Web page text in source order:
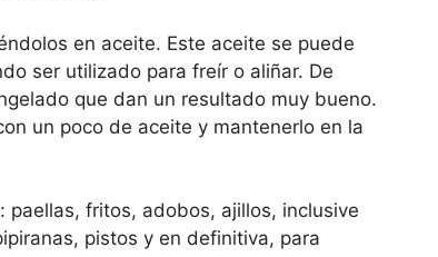
en aceite. Este aceite se puede
ser utilizado para freír o aliñar. De
que dan un resultado muy bueno.
un poco de aceite y mantenerlo en la
fritos, adobos, ajillos, inclusive
pistos y en definitiva, para